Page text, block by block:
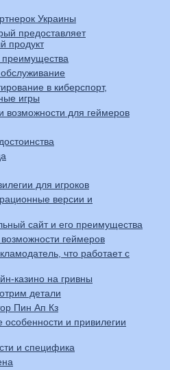
Украины
предоставляет
продукт
в киберспорт,
игры
возможности для геймеров
для игроков
версии и
сайт и его преимущества
геймеров
что работает с
казино на гривны
детали
Пин Ап Кз
особенности и привилегии
и специфика